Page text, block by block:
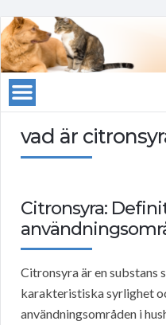
vad är
Citronsyra:
Citronsyra är en substans
karakteristiska syrlighet
användningsområden i